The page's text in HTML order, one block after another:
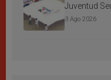
Juventud
3 Ago 2026